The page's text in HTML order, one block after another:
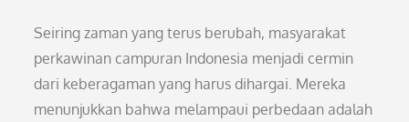
Seiring zaman yang terus berubah, masyarakat
perkawinan campuran Indonesia menjadi cermin
dari keberagaman yang harus dihargai. Mereka
menunjukkan bahwa melampaui perbedaan adalah